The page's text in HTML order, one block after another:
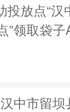
放点“汉
”领取袋
中市留